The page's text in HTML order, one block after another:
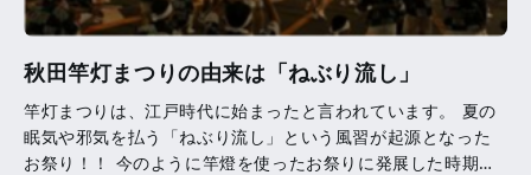
秋田竿灯まつりの由来は「ねぶり流し」
竿灯まつりは、江戸時代に始まったと言われています。 夏の
眠気や邪気を払う「ねぶり流し」という風習が起源となった
お祭り！！ 今のように竿燈を使ったお祭りに発展した時期等